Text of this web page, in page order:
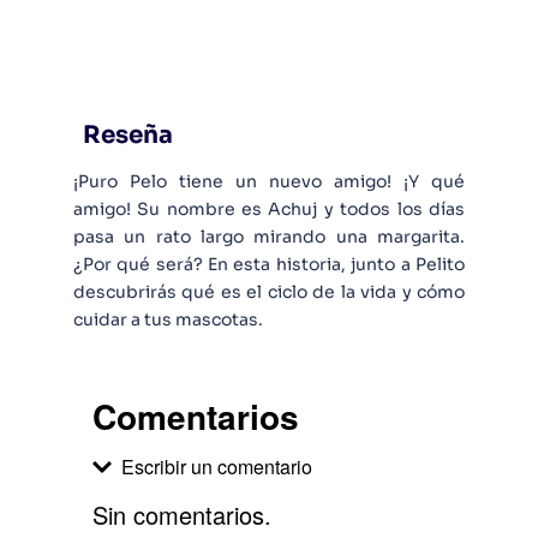
Reseña
¡Puro Pelo tiene un nuevo amigo! ¡Y qué
amigo! Su nombre es Achuj y todos los días
pasa un rato largo mirando una margarita.
¿Por qué será? En esta historia, junto a Pelito
descubrirás qué es el ciclo de la vida y cómo
cuidar a tus mascotas.
Comentarios
Escribir un comentario
Sin comentarios.